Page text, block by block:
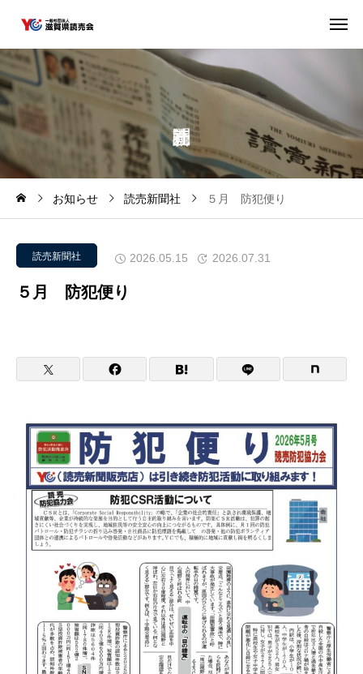
お知らせ 読売新聞社 ５月 防犯便り
読売新聞社 2026.05.15 2026.07.31
５月 防犯便り